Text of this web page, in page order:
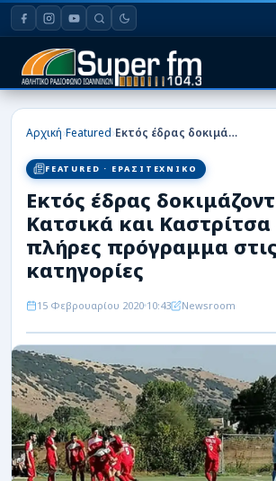
HOME
ΠΟΔΟΣΦΑΙΡΟ
ΜΠΑΣΚΕΤ
ΣΠΟΡ
ΑΡΘΡΟΓΡΑΦΙΕΣ
ΡΟΗ
Αρχική›Featured› Εκτός έδρας δοκιμάζονται Κατσικά και Καστρίτσα -Το πλήρες πρόγραμμα στις τρεις κατηγορίες
FEATURED · ΕΡΑΣΙΤΕΧΝΙΚΟ
Εκτός έδρας
Κατσικά και Καστρίτσα
πλήρες πρόγραμμα στις
κατηγορίες
15 Φεβρουαρίου 2020 10:43 Newsroom